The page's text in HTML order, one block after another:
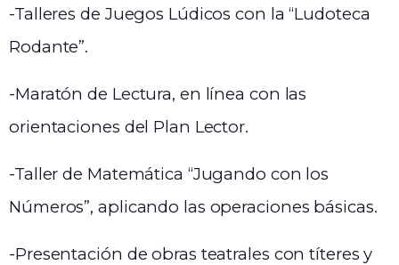
-Talleres de Juegos Lúdicos con la “Ludoteca
Rodante”.
-Maratón de Lectura, en línea con las
orientaciones del Plan Lector.
-Taller de Matemática “Jugando con los
Números”, aplicando las operaciones básicas.
-Presentación de obras teatrales con títeres y